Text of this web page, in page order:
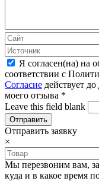
Я согласен(на) на
соответствии с
Согласие действует
моего отзыва *
Leave this field blank
Отправить заявку
×
Мы перезвоним вам,
куда и в какое время